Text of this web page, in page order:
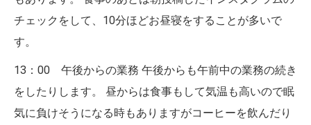
チェックをして、10分ほどお昼寝をすることが多いで
す。
13：00 午後からの業務 午後からも午前中の業務の続き
をしたりします。 昼からは食事もして気温も高いので眠
気に負けそうになる時もありますがコーヒーを飲んだり